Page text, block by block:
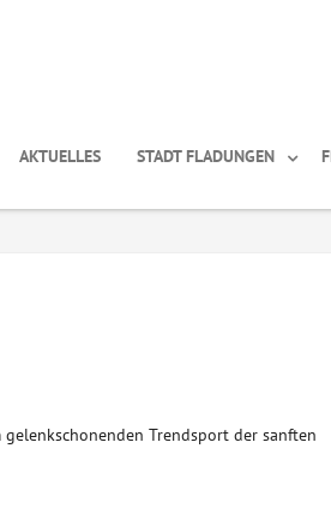
AKTUELLES STADT FLADUNGEN
Trendsport der sanften